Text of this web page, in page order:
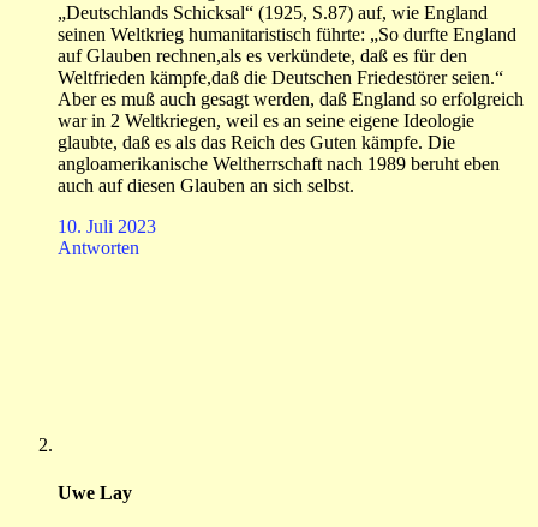
„Deutschlands Schicksal“ (1925, S.87) auf, wie England
seinen Weltkrieg humanitaristisch führte: „So durfte England
auf Glauben rechnen,als es verkündete, daß es für den
Weltfrieden kämpfe,daß die Deutschen Friedestörer seien.“
Aber es muß auch gesagt werden, daß England so erfolgreich
war in 2 Weltkriegen, weil es an seine eigene Ideologie
glaubte, daß es als das Reich des Guten kämpfe. Die
angloamerikanische Weltherrschaft nach 1989 beruht eben
auch auf diesen Glauben an sich selbst.
10. Juli 2023
Antworten
Uwe Lay